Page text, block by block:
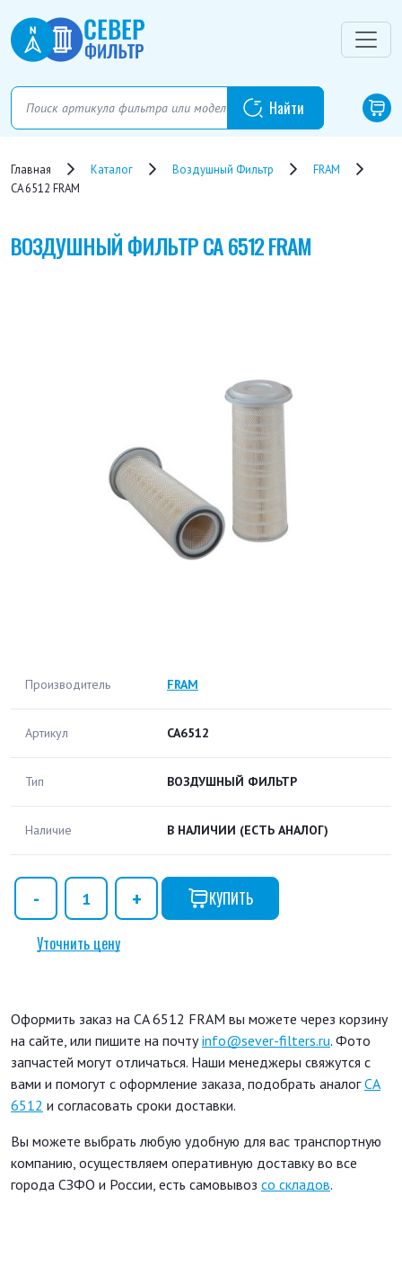
Главная Каталог Воздушный Фильтр
FRAM
CA 6512 FRAM
ВОЗДУШНЫЙ ФИЛЬТРCA 6512 FRAM
Производитель FRAM
Артикул CA6512
Тип ВОЗДУШНЫЙ ФИЛЬТР
Наличие В НАЛИЧИИ (ЕСТЬ АНАЛОГ)
КУПИТЬ
Уточнить цену
Оформить заказ на CA 6512 FRAM вы можете через корзину
на сайте, или пишите на почтуinfo@sever-filters.ru. Фото
запчастей могут отличаться. Наши менеджеры свяжутся с
вами и помогут с оформление заказа, подобрать аналогCA
6512 и согласовать сроки доставки.
Вы можете выбрать любую удобную для вас транспортную
компанию, осуществляем оперативную доставку во все
города СЗФО и России, есть самовывоз со складов.